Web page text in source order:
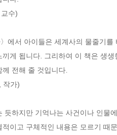
수)
〉에서 아이들은 세계사의 물줄기
게 됩니다. 그리하여 이 책은 생
전해 줄 것입니다.
작가)
듯하지만 기억나는 사건이나 인물
이고 구체적인 내용은 모르기 때